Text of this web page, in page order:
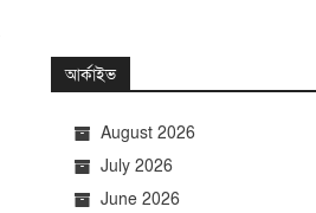
আর্কাইভ
August 2026
July 2026
June 2026